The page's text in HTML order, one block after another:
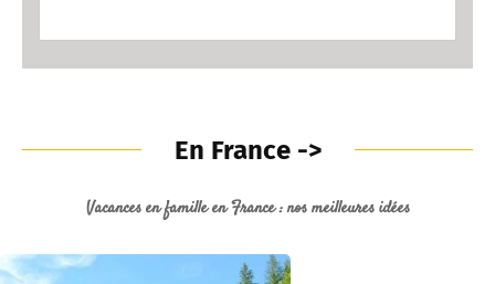
En France->
Vacances en famille en France : nos meilleures idées